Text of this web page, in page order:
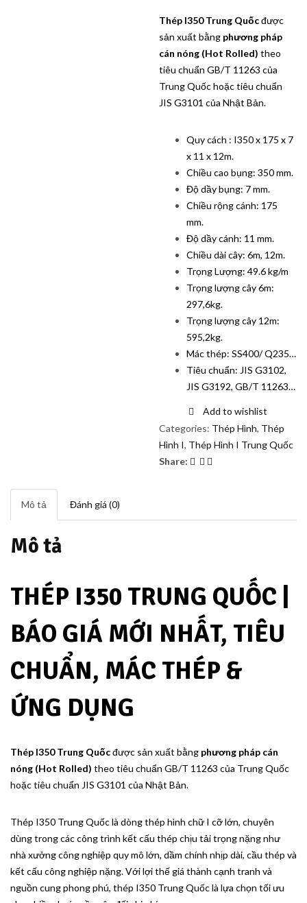
Thép I350 Trung Quốcđược
sản xuất bằng phương pháp
cán nóng (Hot Rolled) theo
tiêu chuẩn GB/T 11263 của
Trung Quốc hoặc tiêu chuẩn
JIS G3101 của Nhật Bản.
Quy cách : I350 x 175 x 7
x 11 x 12m.
Chiều cao bụng: 350 mm.
Độ dầy bụng: 7 mm.
Chiều rộng cánh: 175
mm.
Độ dầy cánh: 11 mm.
Chiều dài cây: 6m, 12m.
Trọng Lượng: 49.6 kg/m
Trọng lượng cây 6m:
297,6kg.
Trọng lượng cây 12m:
595,2kg.
Mác thép: SS400/ Q235…
Tiêu chuẩn: JIS G3102,
JIS G3192, GB/T 11263…
Add to wishlist
Categories: Thép Hình, Thép
Hình I, Thép Hình I Trung Quốc
Share:
Mô tả Đánh giá (0)
Mô tả
THÉP I350 TRUNG QUỐC |
BÁO GIÁ MỚI NHẤT, TIÊU
CHUẨN, MÁC THÉP &
ỨNG DỤNG
Thép I350 Trung Quốcđược sản xuất bằng phương pháp cán
nóng (Hot Rolled) theo tiêu chuẩn GB/T 11263 của Trung Quốc
hoặc tiêu chuẩn JIS G3101 của Nhật Bản.
Thép I350 Trung Quốc là dòng thép hình chữ I cỡ lớn, chuyên
dùng trong các công trình kết cấu thép chịu tải trọng nặng như
nhà xưởng công nghiệp quy mô lớn, dầm chính nhịp dài, cầu thép và
kết cấu công nghiệp nặng. Với lợi thế giá thành cạnh tranh và
nguồn cung phong phú, thép I350 Trung Quốc là lựa chọn tối ưu